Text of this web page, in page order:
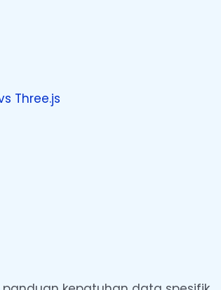
Three.js